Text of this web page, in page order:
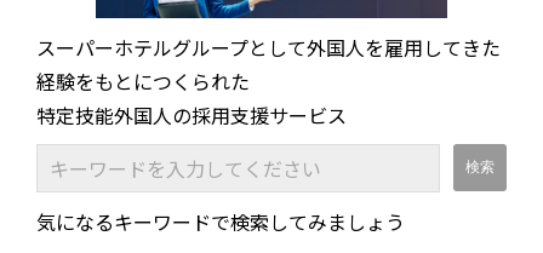
スーパーホテルグループとして外国人を雇用してきた
経験をもとにつくられた
特定技能外国人の採用支援サービス
気になるキーワードで検索してみましょう